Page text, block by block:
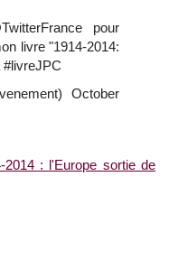
pour
livre "1914-2014:
#livreJPC
October
2014 : l'Europe sortie de